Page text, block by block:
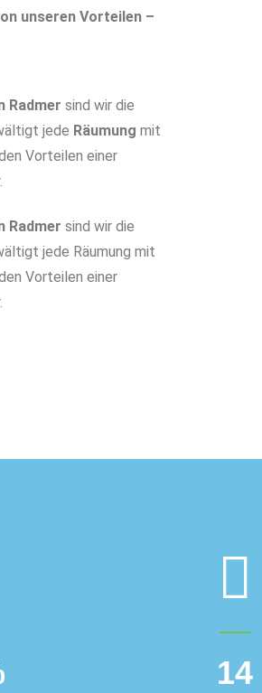
unseren Vorteilen –
Radmer sind wir die
jede Räumung mit
Vorteilen einer
Radmer sind wir die
jede Räumung mit
Vorteilen einer
14